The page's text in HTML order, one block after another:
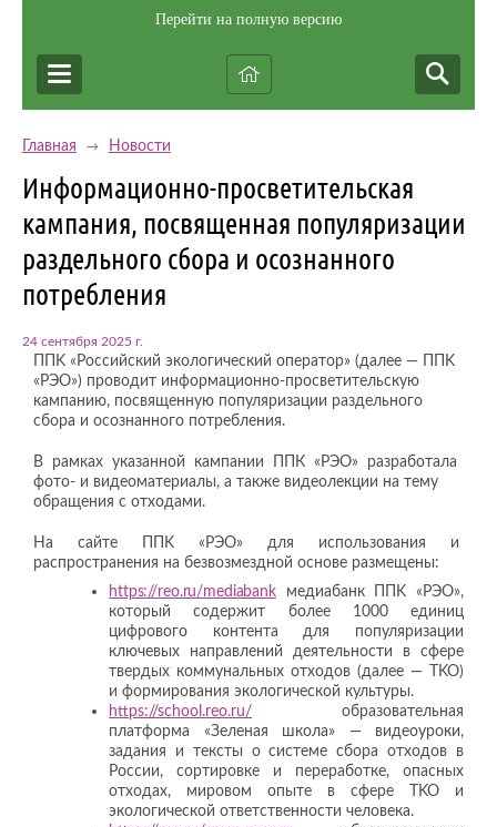
Перейти на полную версию
Главная → Новости
Информационно-просветительская
кампания, посвященная популяризации
раздельного сбора и осознанного
потребления
24 сентября 2025 г.
ППK «Российский экологический оператор» (далее — ППK
«РЭО») проводит информационно-просветительскую
кампанию, посвященную популяризации раздельного
сбора и осознанного потребления.
В рамках указанной кампании ППК «РЭО» разработала
фото- и видеоматериалы, а также видеолекции на тему
обращения с отходами.
На сайте ППK «РЭО» для использования и
распространения на безвозмездной основе размещены:
https://reo.ru/mediabank
медиабанк ППK «РЭО»,
который содержит более 1000 единиц
цифрового контента для популяризации
ключевых направлений деятельности в сфере
твердых коммунальных отходов (далее — TKO)
и формирования экологической культуры.
https://school.reo.ru/ образовательная
платформа «Зеленая школа» — видеоуроки,
задания и тексты о системе сбора отходов в
России, сортировке и переработке, опасных
отходах, мировом опыте в сфере TKO и
экологической ответственности человека.